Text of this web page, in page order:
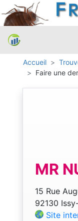
Accueil
Faire une
MR
15 Rue
92130
Site